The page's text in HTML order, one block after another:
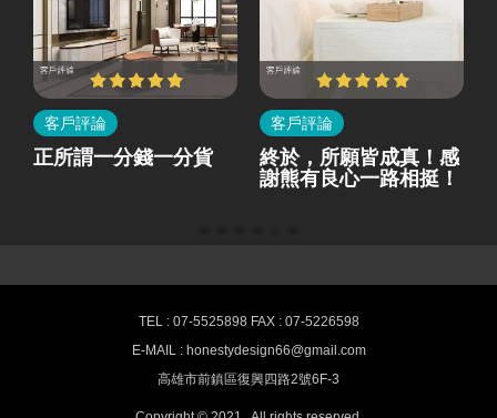
客戶評論
正所謂一分錢一分貨
客戶評論
終於，所願皆成真！感
謝熊有良心一路相挺！
熊有良心室內設計-最新消息
高雄室內設計,空間裝潢推薦 HONESTY
Interior design
TEL : 07-5525898 FAX : 07-5226598
E-MAIL : honestydesign66@gmail.com
高雄市前鎮區復興四路2號6F-3